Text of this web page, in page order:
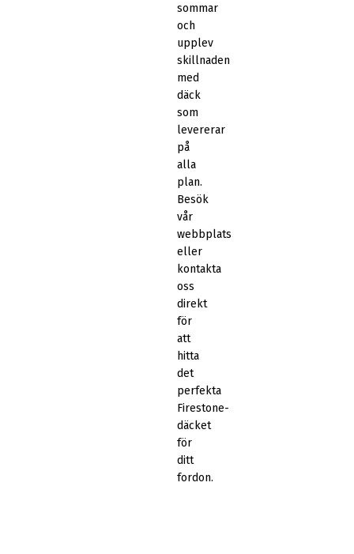
sommar
och
upplev
skillnaden
med
däck
som
levererar
på
alla
plan.
Besök
vår
webbplats
eller
kontakta
oss
direkt
för
att
hitta
det
perfekta
Firestone-
däcket
för
ditt
fordon.